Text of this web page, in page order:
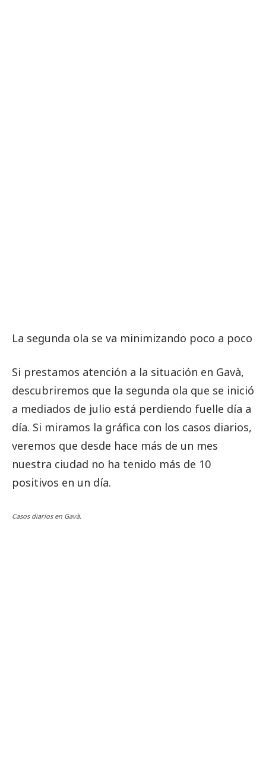
La segunda ola se va minimizando poco a poco
Si prestamos atención a la situación en Gavà,
descubriremos que la segunda ola que se inició
a mediados de julio está perdiendo fuelle día a
día. Si miramos la gráfica con los casos diarios,
veremos que desde hace más de un mes
nuestra ciudad no ha tenido más de 10
positivos en un día.
Casos diarios en Gavà.